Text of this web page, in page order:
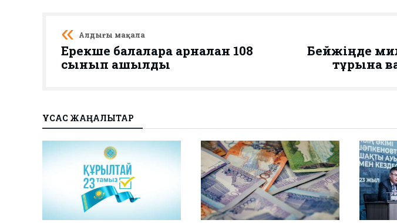
Алдыңғы мақала
Ерекше балаларға арналған 108
сынып ашылды
Бейжіңде
тұрғынға
ҰҚСАС ЖАҢАЛЫҚТАР